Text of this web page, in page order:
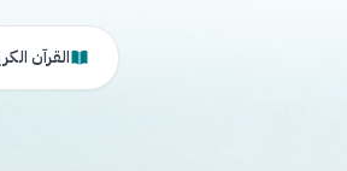
القرآن